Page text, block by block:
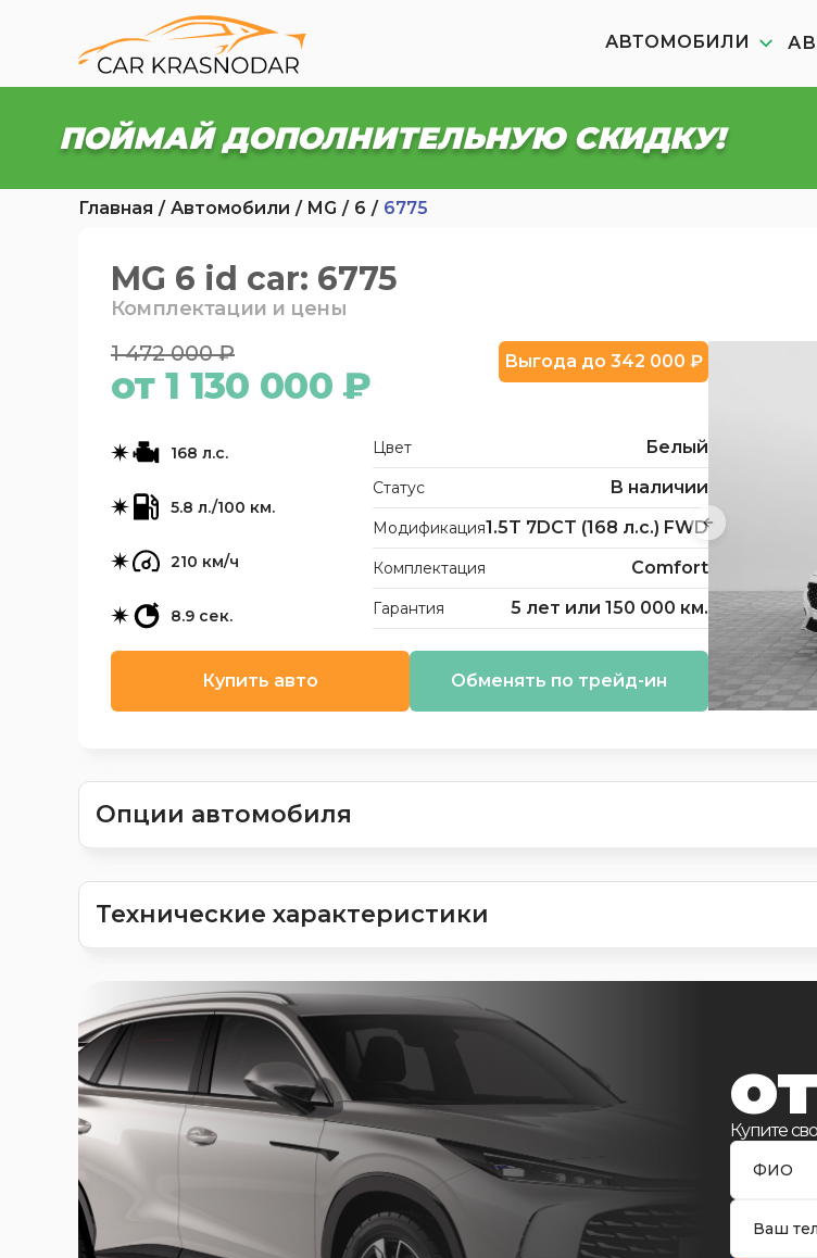
АВТОМОБИЛИ
ПОЙМАЙ ДОПОЛНИТЕЛЬНУЮ СКИДКУ!
Главная Автомобили MG 6 6775
MG 6 id car: 6775
Комплектации и цены
1 472 000 ₽
от 1 130 000 ₽
Выгода до 342 000 ₽
168 л.с.
5.8 л./100 км.
210 км/ч
8.9 сек.
Цвет Белый
Статус В наличии
Модификация1.5T 7DCT (168 л.с.) FWD
Комплектация Comfort
Гарантия 5 лет или 150 000 км.
Купить авто Обменять по трейд-ин
Опции автомобиля
Технические характеристики
Купите